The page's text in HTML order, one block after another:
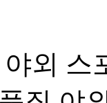
외 스